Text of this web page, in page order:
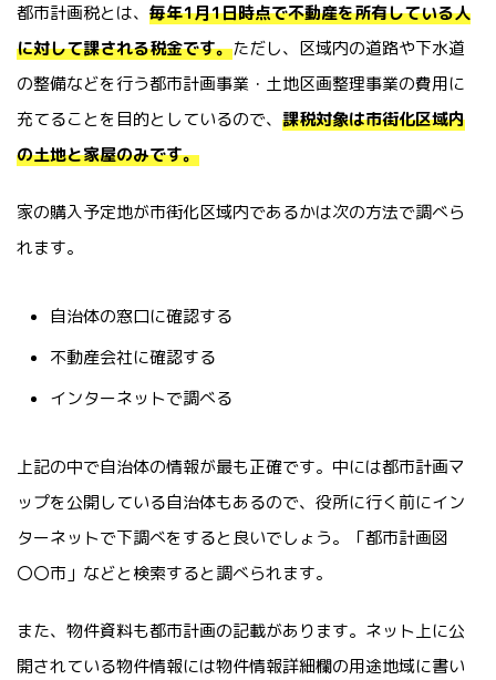
都市計画税とは、 毎年1月1日時点で不動産を所有している人
に対して課される税金です。ただし、区域内の道路や下水道
の整備などを行う都市計画事業・土地区画整理事業の費用に
充てることを目的としているので、 課税対象は市街化区域内
の土地と家屋のみです。
家の購入予定地が市街化区域内であるかは次の方法で調べら
れます。
自治体の窓口に確認する
不動産会社に確認する
インターネットで調べる
上記の中で自治体の情報が最も正確です。中には都市計画マ
ップを公開している自治体もあるので、役所に行く前にイン
ターネットで下調べをすると良いでしょう。「都市計画図
〇〇市」などと検索すると調べられます。
また、物件資料も都市計画の記載があります。ネット上に公
開されている物件情報には物件情報詳細欄の用途地域に書い